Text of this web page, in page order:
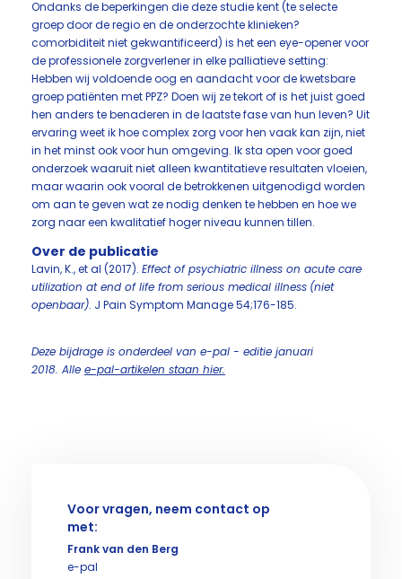
Ondanks de beperkingen die deze studie kent (te selecte
groep door de regio en de onderzochte klinieken?
comorbiditeit niet gekwantificeerd) is het een eye-opener voor
de professionele zorgverlener in elke palliatieve setting:
Hebben wij voldoende oog en aandacht voor de kwetsbare
groep patiënten met PPZ? Doen wij ze tekort of is het juist goed
hen anders te benaderen in de laatste fase van hun leven? Uit
ervaring weet ik hoe complex zorg voor hen vaak kan zijn, niet
in het minst ook voor hun omgeving. Ik sta open voor goed
onderzoek waaruit niet alleen kwantitatieve resultaten vloeien,
maar waarin ook vooral de betrokkenen uitgenodigd worden
om aan te geven wat ze nodig denken te hebben en hoe we
zorg naar een kwalitatief hoger niveau kunnen tillen.
Over de publicatie
Lavin, K., et al (2017). Effect of psychiatric illness on acute care
utilization at end of life from serious medical illness​ (niet
openbaar). J Pain Symptom Manage 54;176-185.
Deze bijdrage is onderdeel van e-pal - editie januari
2018. Alle e-pal-artikelen staan hier.
Voor vragen, neem contact op
met:
Frank van den Berg
e-pal